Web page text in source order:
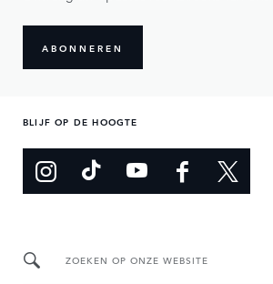
ABONNEREN
BLIJF OP DE HOOGTE
ZOEKEN OP ONZE WEBSITE